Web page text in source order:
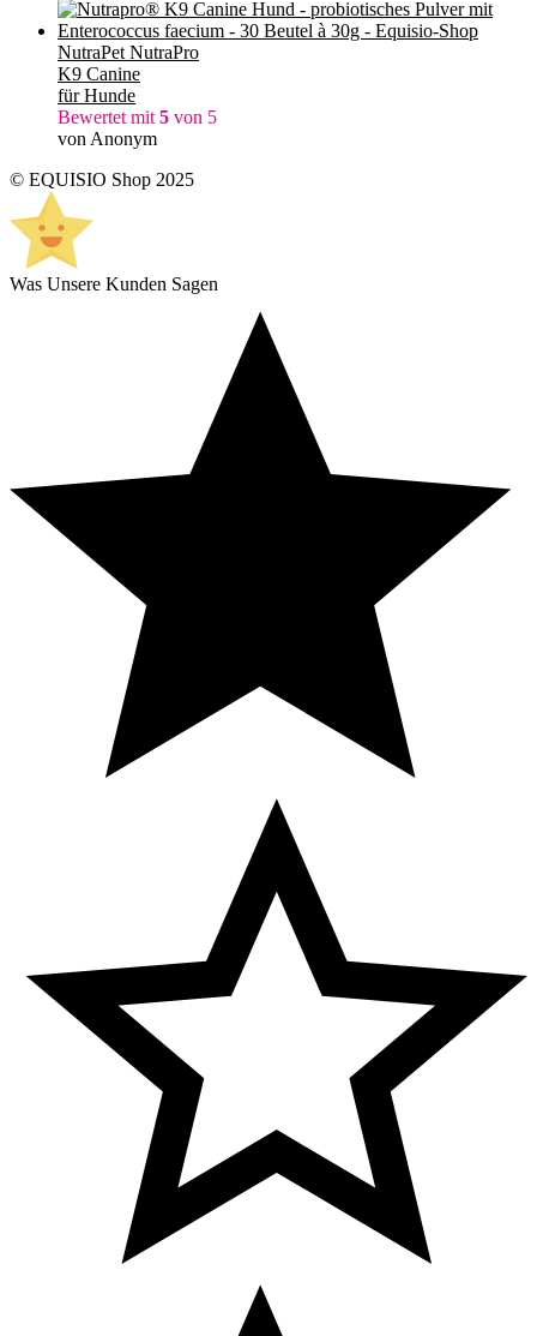
NutraPet NutraPro
K9 Canine
für Hunde
Bewertet mit5 von 5
von Anonym
© EQUISIO Shop 2025
Was Unsere Kunden Sagen